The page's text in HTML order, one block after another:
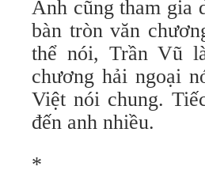
Anh cũng tham gia
bàn tròn văn
thể nói, Trần Vũ
chương hải ngoại
Việt nói chung.
đến anh nhiều.
*